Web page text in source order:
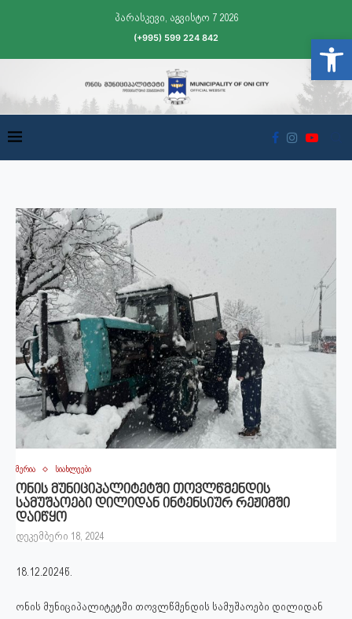
პარასკევი, აგვისტო 7 2026
(+995) 599 224 842
მერია სიახლეები
ონის მუნიციპალიტეტში თოვლწმენდის
სამუშაოები დილიდან ინტენსიურ რეჟიმში
დაიწყო
დეკემბერი 18, 2024
18.12.2024წ.
ონის მუნიციპალიტეტში თოვლწმენდის სამუშაოები დილიდან